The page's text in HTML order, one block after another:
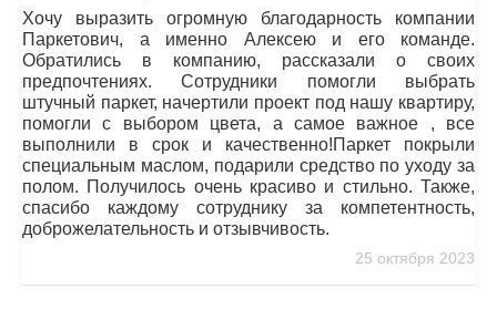
Хочу выразить огромную благодарность компании
Паркетович, а именно Алексею и его команде.
Обратились в компанию, рассказали о своих
предпочтениях. Сотрудники помогли выбрать
штучный паркет, начертили проект под нашу квартиру,
помогли с выбором цвета, а самое важное , все
выполнили в срок и качественно!Паркет покрыли
специальным маслом, подарили средство по уходу за
полом. Получилось очень красиво и стильно. Также,
спасибо каждому сотруднику за компетентность,
доброжелательность и отзывчивость.
25 октября 2023